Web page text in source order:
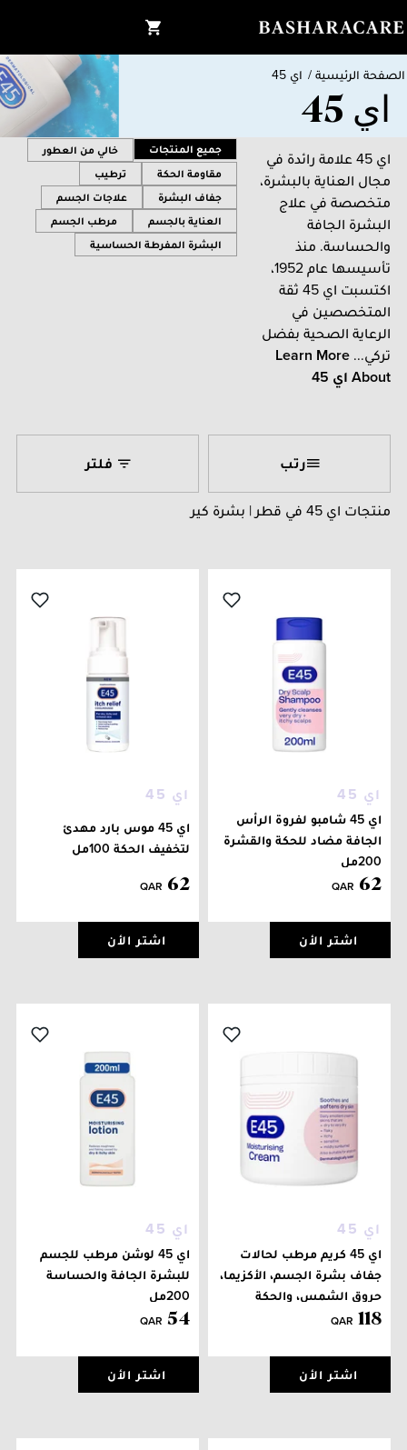
الصفحة الرئيسية/ اي 45
اي 45
اي 45 علامة رائدة في
مجال العناية بالبشرة،
متخصصة في علاج
البشرة الجافة
والحساسة. منذ
تأسيسها عام 1952،
اكتسبت اي 45 ثقة
المتخصصين في
الرعاية الصحية بفضل
تركي... Learn More
About اي 45
جميع المنتجات
خالي من العطور
مقاومة الحكة
ترطيب
جفاف البشرة
علاجات الجسم
العناية بالجسم
مرطب الجسم
البشرة المفرطة الحساسية
رتب فلتر
منتجات اي 45 في قطر | بشرة كير
اي 45
اي 45 شامبو لفروة الرأس
الجافة مضاد للحكة والقشرة
200مل
QAR 62
اشتر الأن
اي 45
اي 45 موس بارد مهدئ
لتخفيف الحكة 100مل
QAR 62
اشتر الأن
اي 45
اي 45 كريم مرطب لحالات
جفاف بشرة الجسم، الأكزيما،
حروق الشمس، والحكة
الجلدية 350غ
QAR 118
اشتر الأن
اي 45
اي 45 لوشن مرطب للجسم
للبشرة الجافة والحساسة
200مل
QAR 54
اشتر الأن